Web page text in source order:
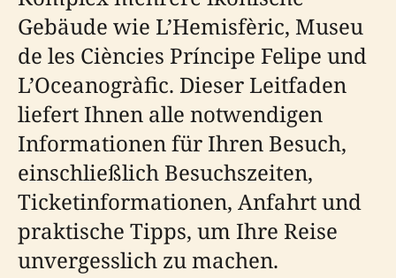
Gebäude wie L’Hemisfèric, Museu
de les Ciències Príncipe Felipe und
L’Oceanogràfic. Dieser Leitfaden
liefert Ihnen alle notwendigen
Informationen für Ihren Besuch,
einschließlich Besuchszeiten,
Ticketinformationen, Anfahrt und
praktische Tipps, um Ihre Reise
unvergesslich zu machen.